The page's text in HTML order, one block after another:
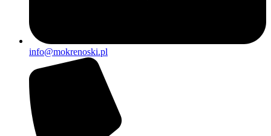
info@mokrenoski.pl